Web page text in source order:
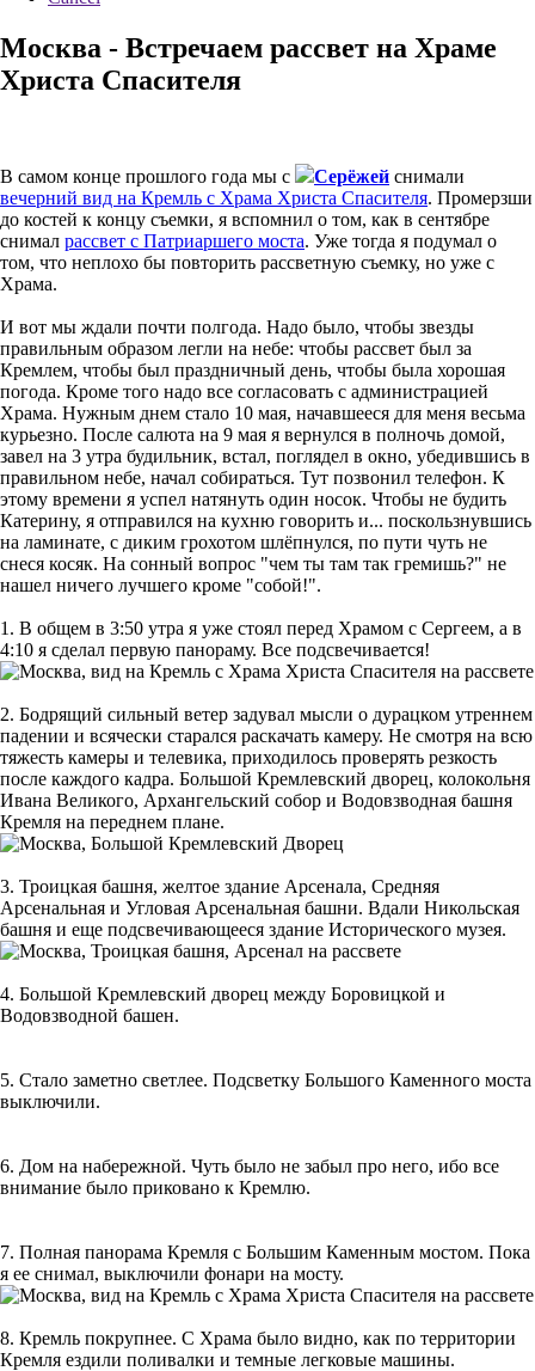
Москва - Встречаем рассвет на Храме
Христа Спасителя
В самом конце прошлого года мы с Серёжей снимали
вечерний вид на Кремль с Храма Христа Спасителя. Промерзши
до костей к концу съемки, я вспомнил о том, как в сентябре
снимал рассвет с Патриаршего моста. Уже тогда я подумал о
том, что неплохо бы повторить рассветную съемку, но уже с
Храма.
И вот мы ждали почти полгода. Надо было, чтобы звезды
правильным образом легли на небе: чтобы рассвет был за
Кремлем, чтобы был праздничный день, чтобы была хорошая
погода. Кроме того надо все согласовать с администрацией
Храма. Нужным днем стало 10 мая, начавшееся для меня весьма
курьезно. После салюта на 9 мая я вернулся в полночь домой,
завел на 3 утра будильник, встал, поглядел в окно, убедившись в
правильном небе, начал собираться. Тут позвонил телефон. К
этому времени я успел натянуть один носок. Чтобы не будить
Катерину, я отправился на кухню говорить и... поскользнувшись
на ламинате, с диким грохотом шлёпнулся, по пути чуть не
снеся косяк. На сонный вопрос "чем ты там так гремишь?" не
нашел ничего лучшего кроме "собой!".
1. В общем в 3:50 утра я уже стоял перед Храмом с Сергеем, а в
4:10 я сделал первую панораму. Все подсвечивается!
2. Бодрящий сильный ветер задувал мысли о дурацком утреннем
падении и всячески старался раскачать камеру. Не смотря на всю
тяжесть камеры и телевика, приходилось проверять резкость
после каждого кадра. Большой Кремлевский дворец, колокольня
Ивана Великого, Архангельский собор и Водовзводная башня
Кремля на переднем плане.
3. Троицкая башня, желтое здание Арсенала, Средняя
Арсенальная и Угловая Арсенальная башни. Вдали Никольская
башня и еще подсвечивающееся здание Исторического музея.
4. Большой Кремлевский дворец между Боровицкой и
Водовзводной башен.
5. Стало заметно светлее. Подсветку Большого Каменного моста
выключили.
6. Дом на набережной. Чуть было не забыл про него, ибо все
внимание было приковано к Кремлю.
7. Полная панорама Кремля с Большим Каменным мостом. Пока
я ее снимал, выключили фонари на мосту.
8. Кремль покрупнее. С Храма было видно, как по территории
Кремля ездили поливалки и темные легковые машины.